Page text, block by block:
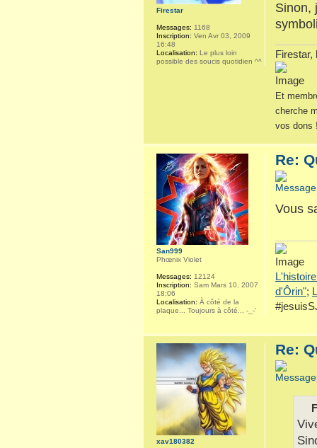
Sinon,
Firestar,
Et
cherche
vos dons
Firestar
Messages: 1168
Inscription: Ven Avr 03, 2009
16:48
Localisation: Le plus loin
possible des soucis quotidien ^^
Re:
Vous
d'Ôrin";
San999
Phœnix Violet
Messages: 12124
Inscription: Sam Mars 10, 2007
18:06
Localisation: À côté de la
plaque... Toujours à côté... -_-'
Re:
xav180382